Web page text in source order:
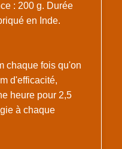
: 200 g. Durée
en Inde.
chaque fois qu'on
d'efficacité,
heure pour 2,5
à chaque